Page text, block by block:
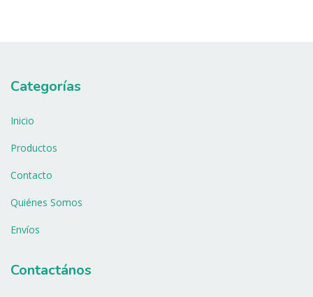
Categorías
Inicio
Productos
Contacto
Quiénes Somos
Envíos
Contactános